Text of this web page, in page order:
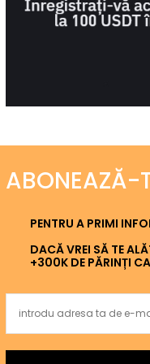
ABONEAZĂ-
PENTRU A PRIMI
DACĂ VREI SĂ TE
+300K DE PĂRINȚI